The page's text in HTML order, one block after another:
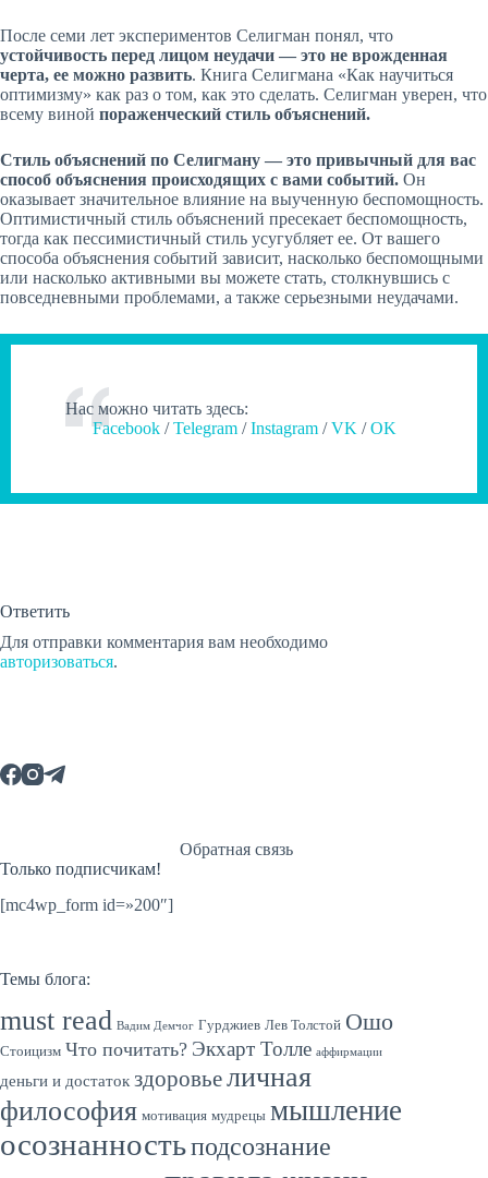
После семи лет экспериментов Селигман понял, что
устойчивость перед лицом неудачи — это не врожденная
черта, ее можно развить. Книга Селигмана «Как научиться
оптимизму» как раз о том, как это сделать. Селигман уверен, что
всему виной пораженческий стиль объяснений.
Стиль объяснений по Селигману — это привычный для вас
способ объяснения происходящих с вами событий. Он
оказывает значительное влияние на выученную беспомощность.
Оптимистичный стиль объяснений пресекает беспомощность,
тогда как пессимистичный стиль усугубляет ее. От вашего
способа объяснения событий зависит, насколько беспомощными
или насколько активными вы можете стать, столкнувшись с
повседневными проблемами, а также серьезными неудачами.
Нас можно читать здесь:
Facebook/Telegram/Instagram/VK /OK
Ответить
Для отправки комментария вам необходимо
авторизоваться.
Обратная связь
Только подписчикам!
[mc4wp_form id=»200″]
Темы блога:
must read Вадим Демчог Гурджиев Лев Толстой Ошо
Стоицизм Что почитать? Экхарт Толле аффирмации
деньги и достаток здоровьеличная
философия мотивация мудрецы мышление
осознанностьподсознание